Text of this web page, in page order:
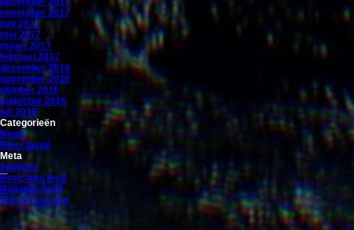
november 2017
juni 2017
mei 2017
maart 2017
februari 2017
december 2016
november 2016
oktober 2016
augustus 2016
juli 2016
Categorieën
News
Non classé
Meta
Inloggen
Berichten feed
Reacties feed
WordPress.org